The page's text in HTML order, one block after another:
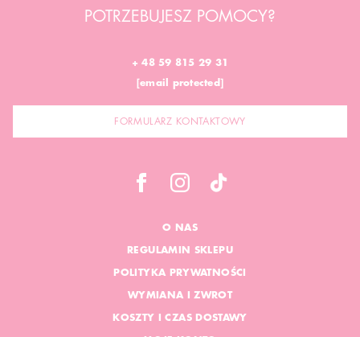
POTRZEBUJESZ POMOCY?
+ 48 59 815 29 31
[email protected]
FORMULARZ KONTAKTOWY
O NAS
REGULAMIN SKLEPU
POLITYKA PRYWATNOŚCI
WYMIANA I ZWROT
KOSZTY I CZAS DOSTAWY